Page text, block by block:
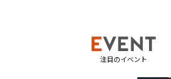
注目のイベント